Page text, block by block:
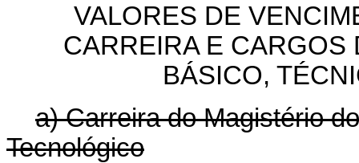
VALORES DE
CARREIRA E
BÁSICO,
a) Carreira do Magistério
Tecnológico